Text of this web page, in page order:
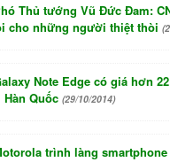
Thủ tướng Vũ Đức Đam:
cho những người thiệt thòi
Note Edge có giá hơn
Hàn Quốc (29/10/2014)
trình làng smartphone